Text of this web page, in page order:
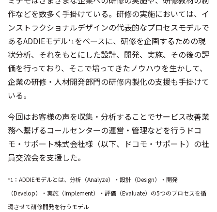
作などを数多く手掛けている。研修の実施においては、イ
ンストラクショナルデザインの代表的なプロセスモデルで
あるADDIEモデル*1 をベースに、研修を企画するための現
状分析、それをもとにした設計、開発、実施、その後の評
価を行っており、そこで培ってきたノウハウを生かして、
企業の研修・人材開発部門の研修内製化の支援も手掛けて
いる。
今回はお客様の声を収集・分析することでサービス改善業
務へ繋げるコールセンターの運営・管理などを行うドコ
モ・サポート株式会社様（以下、ドコモ・サポート）の社
員交流会を支援した。
*1 ：ADDIEモデルとは、分析（Analyze）・設計（Design）・開発
（Develop）・実施（Implement）・評価（Evaluate）の5つのプロセスを循
環させて研修開発を行うモデル